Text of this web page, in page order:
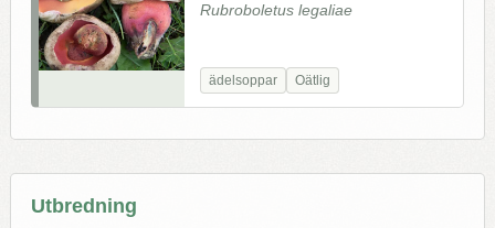
Rubroboletus legaliae
ädelsoppar Oätlig
Utbredning